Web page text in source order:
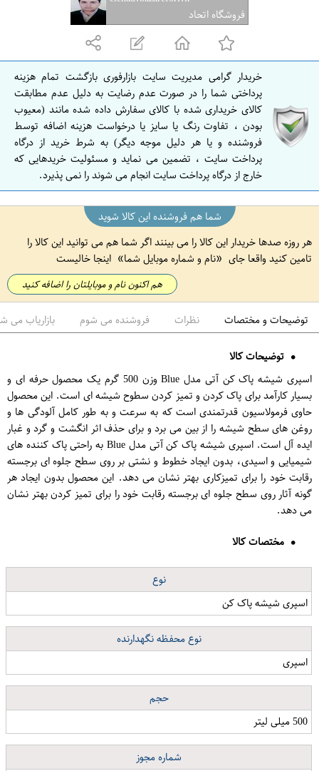
ا
ص
ف
ه
ن
فروشگاه اتحاد
خریدار گرامی مدیریت سایت بازارفوری بازگشت تمام هزینه
پرداختی شما را در صورت عدم رضایت به دلیل عدم مطابقت
کالای خریداری شده با کالای سفارش داده شده مانند (معیوب
بودن ، تفاوت رنگ یا سایز یا درخواست هزینه اضافه توسط
فروشنده و یا هر دلیل موجه دیگر) به شرط خرید از درگاه
پرداخت سایت ، تضمین می نماید و مسئولیت خریدهایی که
خارج از درگاه پرداخت سایت انجام می شوند را نمی پذیرد.
شما هم فروشنده این کالا شوید
هر روزه صدها خریدار این کالا را می بینند اگر شما هم می توانید این کالا را
تامین کنید واقعا جای
نام و شماره موبایل شما اینجا خالیست
هم اکنون نام و موبایلتان را اضافه کنید
توضیحات و مختصات نظرات فروشنده می شوم بازاریاب می
توضیحات کالا
اسپری شیشه پاک کن آتی مدل Blue وزن 500 گرم یک محصول حرفه ای و
بسیار کارآمد برای پاک کردن و تمیز کردن سطوح شیشه ای است. این محصول
حاوی فرمولاسیون قدرتمندی است که به سرعت و به طور کامل آلودگی ها و
روغن های سطح شیشه را از بین می برد و برای حذف اثر انگشت و گرد و غبار
ایده آل است. اسپری شیشه پاک کن آتی مدل Blue به راحتی پاک کننده های
شیمیایی و اسیدی، بدون ایجاد خطوط و نشتی بر روی سطح جلوه ای برجسته
رقابت خود را برای تمیزکاری بهتر نشان می دهد. این محصول بدون ایجاد هر
گونه آثار روی سطح جلوه ای برجسته رقابت خود را برای تمیز کردن بهتر نشان
می دهد.
مختصات کالا
نوع
اسپری شیشه پاک کن
نوع محفظه نگهدارنده
اسپری
حجم
500 میلی لیتر
شماره مجوز